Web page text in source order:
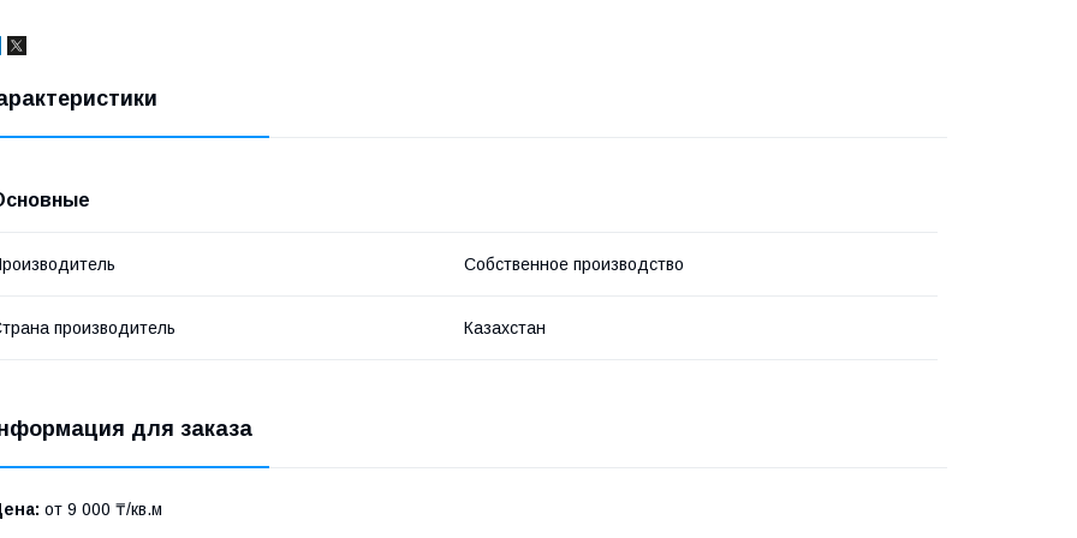
Собственное производство
производитель Казахстан
для заказа
от 9 000 ₸/кв.м